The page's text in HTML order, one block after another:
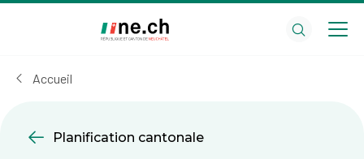
cookies
Accueil
Planification cantonale